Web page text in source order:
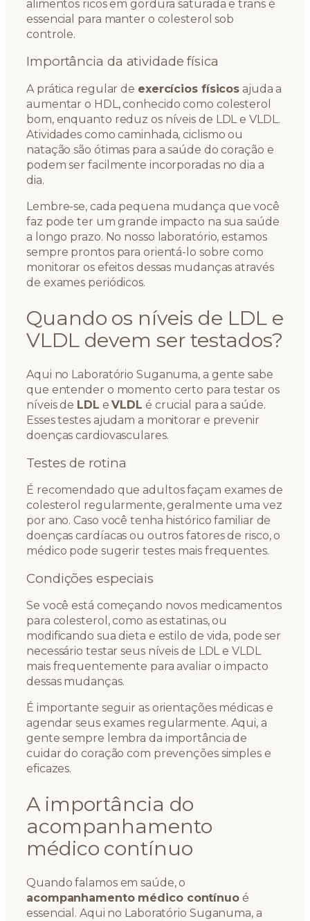
alimentos ricos em gordura saturada e trans é
essencial para manter o colesterol sob
controle.
Importância da atividade física
A prática regular de exercícios físicos ajuda a
aumentar o HDL, conhecido como colesterol
bom, enquanto reduz os níveis de LDL e VLDL.
Atividades como caminhada, ciclismo ou
natação são ótimas para a saúde do coração e
podem ser facilmente incorporadas no dia a
dia.
Lembre-se, cada pequena mudança que você
faz pode ter um grande impacto na sua saúde
a longo prazo. No nosso laboratório, estamos
sempre prontos para orientá-lo sobre como
monitorar os efeitos dessas mudanças através
de exames periódicos.
Quando os níveis de LDL e
VLDL devem ser testados?
Aqui no Laboratório Suganuma, a gente sabe
que entender o momento certo para testar os
níveis de LDL eVLDL é crucial para a saúde.
Esses testes ajudam a monitorar e prevenir
doenças cardiovasculares.
Testes de rotina
É recomendado que adultos façam exames de
colesterol regularmente, geralmente uma vez
por ano. Caso você tenha histórico familiar de
doenças cardíacas ou outros fatores de risco, o
médico pode sugerir testes mais frequentes.
Condições especiais
Se você está começando novos medicamentos
para colesterol, como as estatinas, ou
modificando sua dieta e estilo de vida, pode ser
necessário testar seus níveis de LDL e VLDL
mais frequentemente para avaliar o impacto
dessas mudanças.
É importante seguir as orientações médicas e
agendar seus exames regularmente. Aqui, a
gente sempre lembra da importância de
cuidar do coração com prevenções simples e
eficazes.
A importância do
acompanhamento
médico contínuo
Quando falamos em saúde, o
acompanhamento médico contínuo é
essencial. Aqui no Laboratório Suganuma, a